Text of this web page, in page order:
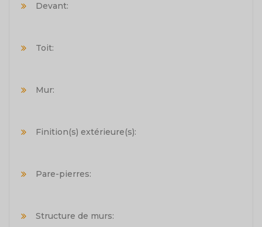
Devant:
Toit:
Mur:
Finition(s) extérieure(s):
Pare-pierres:
Structure de murs: